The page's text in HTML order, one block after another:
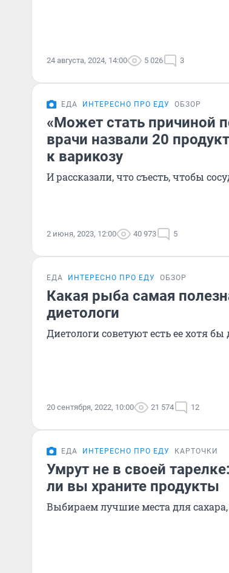
24 августа, 2024, 14:00 5 026 3
ЕДА ИНТЕРЕСНО ПРО ЕДУ ОБЗОР
«Может стать причиной
врачи назвали 20
к варикозу
И рассказали, что съесть, чтобы
2 июня, 2023, 12:00 40 973 5
ЕДА ИНТЕРЕСНО ПРО ЕДУ ОБЗОР
Какая рыба самая
диетологи
Диетологи советуют есть ее хотя
20 сентября, 2022, 10:00 21 574 12
ЕДА ИНТЕРЕСНО ПРО ЕДУ КАРТОЧКИ
Умрут не в своей
ли вы храните продукты
Выбираем лучшие места для